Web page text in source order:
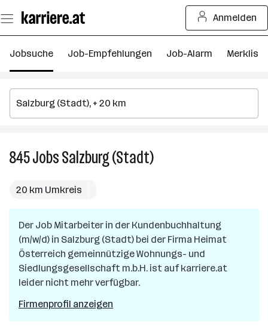
Seiteninhalt
springen
Anmelden
Jobsuche Job-Empfehlungen Job-Alarm Merkliste
845JobsSalzburg (Stadt)845
(Stadt)
20 km Umkreis
Der Job Mitarbeiter in der Kundenbuchhaltung
(m/w/d) in Salzburg (Stadt) bei der Firma Heimat
Österreich gemeinnützige Wohnungs- und
Siedlungsgesellschaft m.b.H. ist auf karriere.at
leider nicht mehr verfügbar.
Firmenprofil anzeigen